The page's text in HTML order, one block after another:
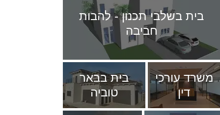
בית בשלבי תכנון - להבות
חביבה
משרד עורכי
דין
בית בבאר
טוביה